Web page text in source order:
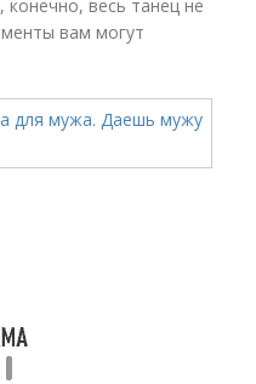
весь танец не
вам могут